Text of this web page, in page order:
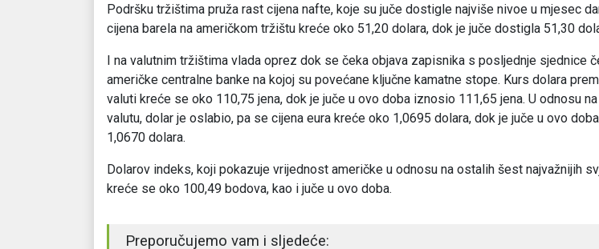
Podršku tržištima pruža rast cijena nafte, koje su juče dostigle najviše nivoe u mjesec
cijena barela na američkom tržištu kreće oko 51,20 dolara, dok je juče dostigla 51,30
I na valutnim tržištima vlada oprez dok se čeka objava zapisnika s posljednje sjednice
američke centralne banke na kojoj su povećane ključne kamatne stope. Kurs dolara
valuti kreće se oko 110,75 jena, dok je juče u ovo doba iznosio 111,65 jena. U odnosu
valutu, dolar je oslabio, pa se cijena eura kreće oko 1,0695 dolara, dok je juče u ovo
1,0670 dolara.
Dolarov indeks, koji pokazuje vrijednost američke u odnosu na ostalih šest najvažnijih
kreće se oko 100,49 bodova, kao i juče u ovo doba.
Preporučujemo vam i sljedeće: